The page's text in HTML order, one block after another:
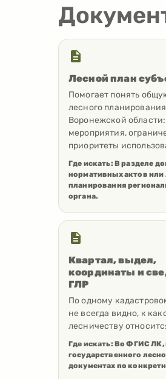
Лесной план
Помогает понять
лесного планирования
Воронежской
мероприятия,
приоритеты
Где искать: В разделе
нормативных актов или
планирования
органа.
Квартал, выдел,
координаты и
ГЛР
По одному
не всегда видно, к
лесничеству
Где искать: Во ФГИС ЛК,
государственного
документах по